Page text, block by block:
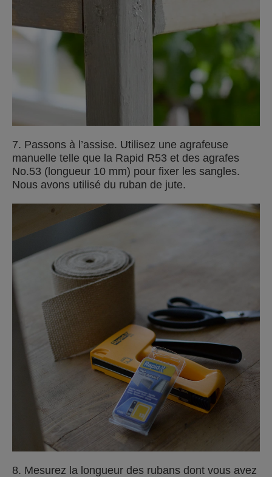
7. Passons à l’assise. Utilisez une agrafeuse
manuelle telle que la Rapid R53 et des agrafes
No.53 (longueur 10 mm) pour fixer les sangles.
Nous avons utilisé du ruban de jute.
8. Mesurez la longueur des rubans dont vous avez